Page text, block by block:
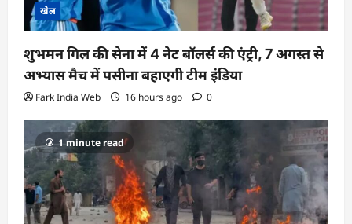
खेल
शुभमन गिल की सेना में 4 नेट बॉलर्स की एंट्री, 7 अगस्त से
अभ्यास मैच में पसीना बहाएगी टीम इंडिया
Fark India Web 16 hours ago 0
1 minute read